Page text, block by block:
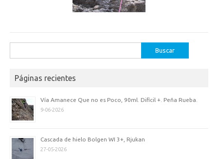
Páginas recientes
Vía Amanece Que no es Poco, 90ml. Difícil +. Peña Rueba.
9-06-2026
Cascada de hielo Bolgen WI 3+, Rjukan
27-05-2026